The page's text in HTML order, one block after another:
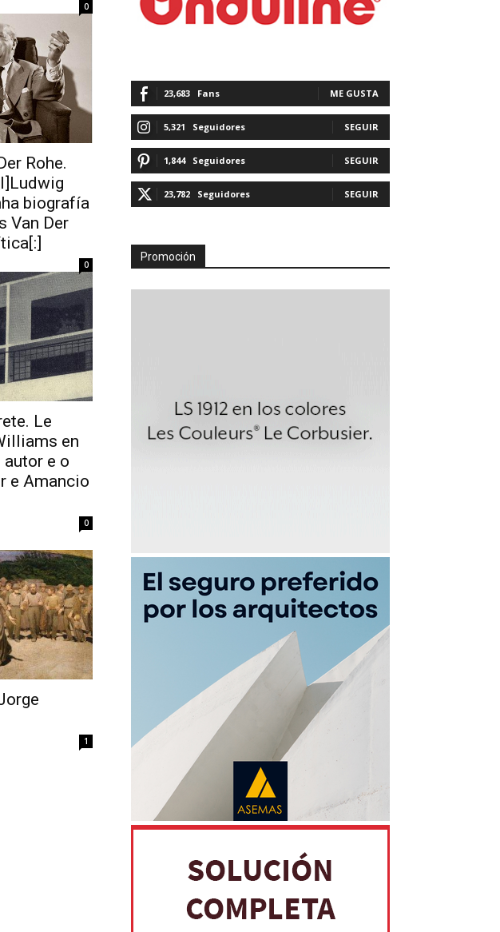
0
Rohe.
biografía
Van Der
0
Le
en
autor e o
e Amancio
0
1
23,683 Fans ME GUSTA
5,321 Seguidores SEGUIR
1,844 Seguidores SEGUIR
23,782 Seguidores SEGUIR
Promoción